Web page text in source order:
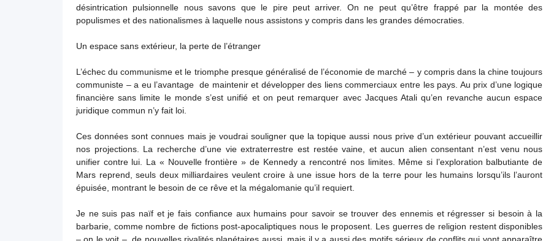
désintrication pulsionnelle nous savons que le pire peut arriver. On ne peut qu’être frappé par la montée des
populismes et des nationalismes à laquelle nous assistons y compris dans les grandes démocraties.
Un espace sans extérieur, la perte de l’étranger
L’échec du communisme et le triomphe presque généralisé de l’économie de marché – y compris dans la chine toujours
communiste – a eu l’avantage de maintenir et développer des liens commerciaux entre les pays. Au prix d’une logique
financière sans limite le monde s’est unifié et on peut remarquer avec Jacques Atali qu’en revanche aucun espace
juridique commun n’y fait loi.
Ces données sont connues mais je voudrai souligner que la topique aussi nous prive d’un extérieur pouvant accueillir
nos projections. La recherche d’une vie extraterrestre est restée vaine, et aucun alien consentant n’est venu nous
unifier contre lui. La « Nouvelle frontière » de Kennedy a rencontré nos limites. Même si l’exploration balbutiante de
Mars reprend, seuls deux milliardaires veulent croire à une issue hors de la terre pour les humains lorsqu’ils l’auront
épuisée, montrant le besoin de ce rêve et la mégalomanie qu’il requiert.
Je ne suis pas naïf et je fais confiance aux humains pour savoir se trouver des ennemis et régresser si besoin à la
barbarie, comme nombre de fictions post-apocaliptiques nous le proposent. Les guerres de religion restent disponibles
– on le voit –, de nouvelles rivalités planétaires aussi, mais il y a aussi des motifs sérieux de conflits qui vont apparaître